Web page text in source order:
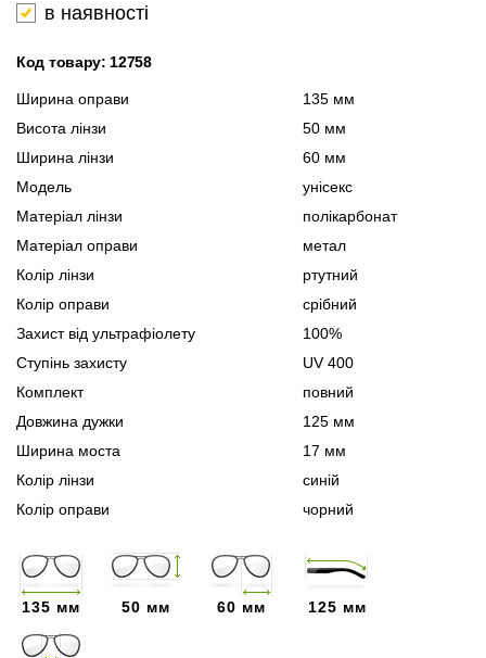
в наявності
Код товару: 12758
Ширина оправи
135 мм
Висота лінзи
50 мм
Ширина лінзи
60 мм
Модель
унісекс
Матеріал лінзи
полікарбонат
Матеріал оправи
метал
Колір лінзи
ртутний
Колір оправи
срібний
Захист від ультрафіолету
100%
Ступінь захисту
UV 400
Комплект
повний
Довжина дужки
125 мм
Ширина моста
17 мм
Колір лінзи
синій
Колір оправи
чорний
135 мм 50 мм 60 мм 125 мм